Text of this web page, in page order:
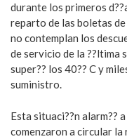
durante los primeros
reparto de las boletas de
no contemplan los
de servicio de la ??ltima
super?? los 40?? C y
suministro.
Esta situaci??n alarm??
comenzaron a circular la